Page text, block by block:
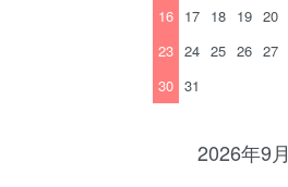
16 17 18 19 20
23 24 25 26 27
30 31
2026年9月